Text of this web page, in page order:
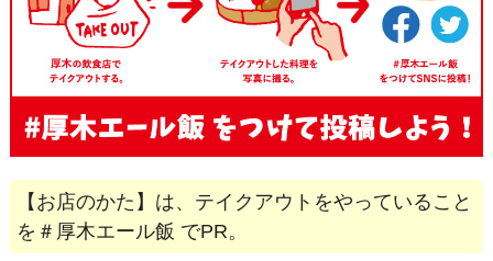
【お店のかた】は、テイクアウトをやっていること
を＃厚木エール飯 でPR。